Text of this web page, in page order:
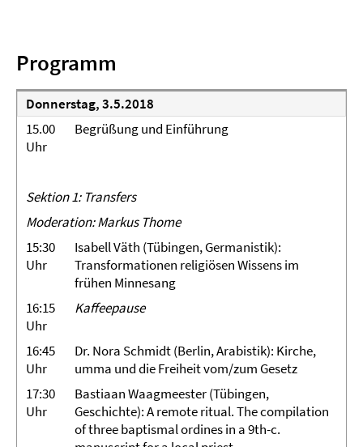
Programm
Donnerstag, 3.5.2018
15.00
Uhr
Begrüßung und Einführung
Sektion 1: Transfers
Moderation: Markus Thome
15:30
Uhr
Isabell Väth (Tübingen, Germanistik):
Transformationen religiösen Wissens im
frühen Minnesang
16:15
Uhr
Kaffeepause
16:45
Uhr
Dr. Nora Schmidt (Berlin, Arabistik): Kirche,
umma und die Freiheit vom/zum Gesetz
17:30
Uhr
Bastiaan Waagmeester (Tübingen,
Geschichte): A remote ritual. The compilation
of three baptismal ordines in a 9th-c.